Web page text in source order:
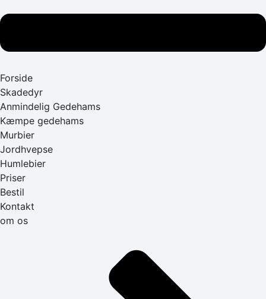
Forside
Skadedyr
Anmindelig Gedehams
Kæmpe gedehams
Murbier
Jordhvepse
Humlebier
Priser
Bestil
Kontakt
om os